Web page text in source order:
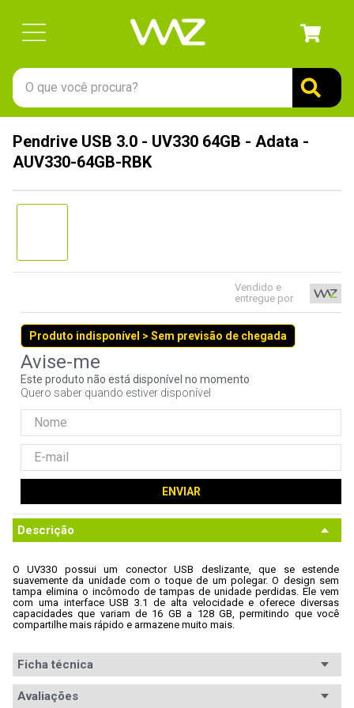
O que você procura?
Pendrive USB 3.0 - UV330 64GB - Adata -
AUV330-64GB-RBK
Vendido e
entregue por
Produto indisponível > Sem previsão de chegada
Este produto não está disponível no momento
Quero saber quando estiver disponível
ENVIAR
Descrição
O UV330 possui um conector USB deslizante, que se estende
suavemente da unidade com o toque de um polegar. O design sem
tampa elimina o incômodo de tampas de unidade perdidas. Ele vem
com uma interface USB 3.1 de alta velocidade e oferece diversas
capacidades que variam de 16 GB a 128 GB, permitindo que você
compartilhe mais rápido e armazene muito mais.
Ficha técnica
Conteúdo da
Avaliações
1º
gabinete
7º
jonsbo
8º
fractal
controle
10º hd